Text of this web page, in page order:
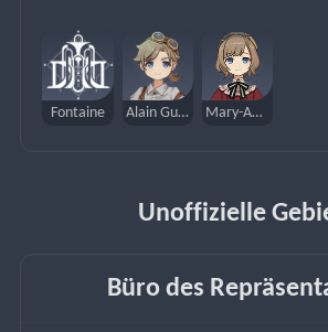
Fontaine Alain Guillotin Mary-Ann Guillotin
Unoffizielle
Büro des